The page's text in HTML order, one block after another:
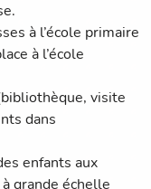
à l’école primaire
à l’école
visite
dans
enfants aux
grande échelle